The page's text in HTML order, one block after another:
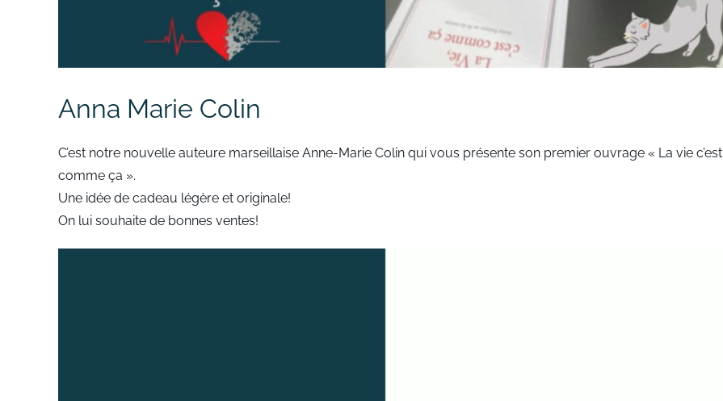
Anna Marie Colin
C’est notre nouvelle auteure marseillaise Anne-Marie Colin qui vous présente son premier ouvrage « La vie c’est
comme ça ».
Une idée de cadeau légère et originale!
On lui souhaite de bonnes ventes!